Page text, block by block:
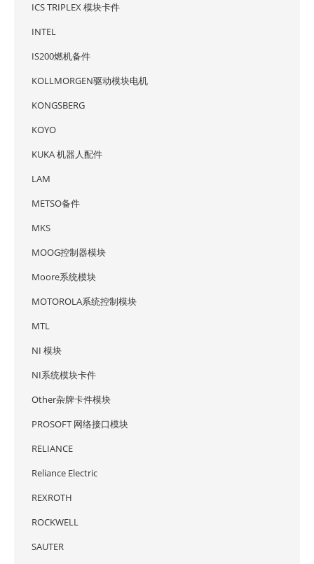
ICS TRIPLEX 模块卡件
INTEL
IS200燃机备件
KOLLMORGEN驱动模块电机
KONGSBERG
KOYO
KUKA 机器人配件
LAM
METSO备件
MKS
MOOG控制器模块
Moore系统模块
MOTOROLA系统控制模块
MTL
NI 模块
NI系统模块卡件
Other杂牌卡件模块
PROSOFT 网络接口模块
RELIANCE
Reliance Electric
REXROTH
ROCKWELL
SAUTER